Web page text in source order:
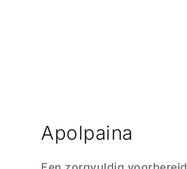
Apolpaina